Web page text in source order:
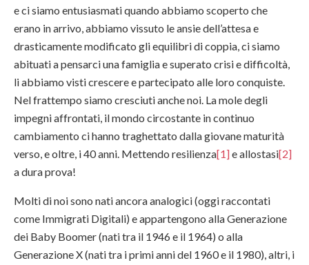
e ci siamo entusiasmati quando abbiamo scoperto che
erano in arrivo, abbiamo vissuto le ansie dell’attesa e
drasticamente modificato gli equilibri di coppia, ci siamo
abituati a pensarci una famiglia e superato crisi e difficoltà,
li abbiamo visti crescere e partecipato alle loro conquiste.
Nel frattempo siamo cresciuti anche noi. La mole degli
impegni affrontati, il mondo circostante in continuo
cambiamento ci hanno traghettato dalla giovane maturità
verso, e oltre, i 40 anni. Mettendo resilienza[1]e allostasi[2]
a dura prova!
Molti di noi sono nati ancora analogici (oggi raccontati
come Immigrati Digitali) e appartengono alla Generazione
dei Baby Boomer (nati tra il 1946 e il 1964) o alla
Generazione X (nati tra i primi anni del 1960 e il 1980), altri, i